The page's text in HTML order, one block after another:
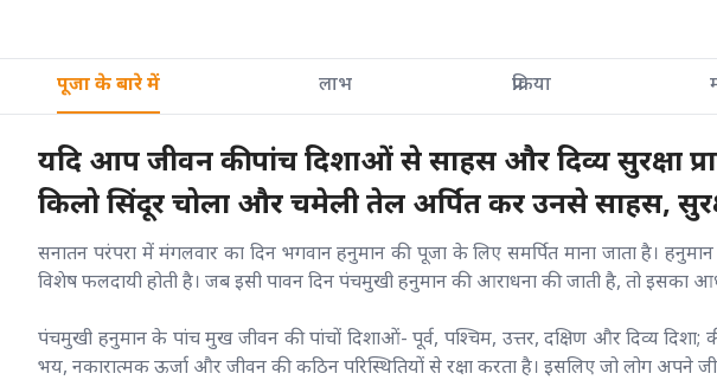
पूजा के बारे में लाभ प्रक्रिया
यदि आप जीवन की पांच दिशाओं से साहस और दिव्य सुरक्षा
किलो सिंदूर चोला और चमेली तेल अर्पित कर उनसे साहस,
सनातन परंपरा में मंगलवार का दिन भगवान हनुमान की पूजा के लिए समर्पित माना जाता है।
विशेष फलदायी होती है। जब इसी पावन दिन पंचमुखी हनुमान की आराधना की जाती है, तो इसका
पंचमुखी हनुमान के पांच मुख जीवन की पांचों दिशाओं- पूर्व, पश्चिम, उत्तर, दक्षिण और दिव्य दिशा;
भय, नकारात्मक ऊर्जा और जीवन की कठिन परिस्थितियों से रक्षा करता है। इसलिए जो लोग